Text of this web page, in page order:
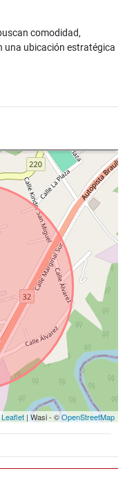
comodidad,
una ubicación estratégica
Leaflet | Wasi - ©OpenStreetMap